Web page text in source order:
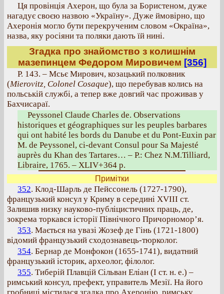
Ця провінція Ахерон, що була за Бористеном, дуже
нагадує своєю назвою «Україну». Дуже ймовірно, що
Ахеронія могло бути перекрученим словом «Окраїна»,
назва, яку росіяни та поляки дають їй нині.
Згадка про знайомство з колишнім
мазепинцем Федором Мировичем [356]
Р. 143. – Мсьє Мирович, козацький полковник
(Mierovitz, Colonel Cosaque), що перебував колись на
польській службі, а тепер вже довгий час проживав у
Бахчисараї.
Peyssonel Claude Charles de. Observations
historiques et géographiques sur les peuples barbares
qui ont habité les bords du Danube et du Pont-Euxin par
M. de Peyssonel, ci-devant Consul pour Sa Majesté
auprès du Khan des Tartares… – P.: Chez N.M.Tilliard,
Libraire, 1765. – XLIV+364 р.
Примітки
352. Клод-Шарль де Пейссонель (1727-1790),
французький консул у Криму в середині ХVІІІ ст.
Залишив низку науково-публіцистичних праць, де,
зокрема торкався історії Північного Причорномор’я.
353. Мається на увазі Жозеф де Гінь (1721-1800)
відомий французький сходознавець-тюрколог.
354. Бернар де Монфокон (1655-1741), видатний
французький історик, археолог, філолог.
355. Тиберій Плавцій Сільван Еліан (І ст. н. е.) –
римський консул, префект, управитель Мезії. На його